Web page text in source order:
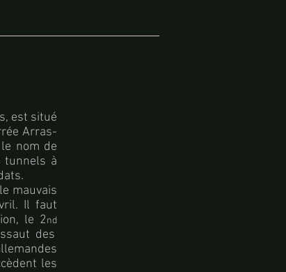
est situé
Arras-
nom de
tunnels à
mauvais
Il faut
le 2nd
des
les